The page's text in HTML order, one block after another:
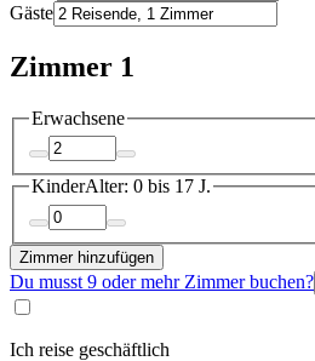
Gäste
Zimmer 1
Erwachsene
KinderAlter: 0 bis 17 J.
Zimmer hinzufügen
Du musst 9 oder mehr Zimmer buchen?
Ich reise geschäftlich